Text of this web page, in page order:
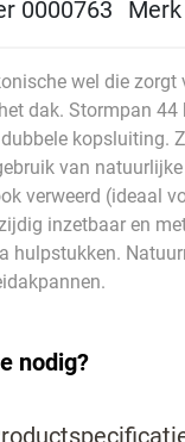
0000763 Merk
wel die zorgt
dak. Stormpan 44
kopsluiting.
van
verweerd (ideaal
inzetbaar en
hulpstukken.
nodig?